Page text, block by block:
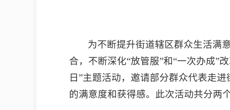
为不断提升街道辖区群众生活满
合，不断深化“放管服”和“一次办成”
日”主题活动，邀请部分群众代表走
的满意度和获得感。此次活动共分两